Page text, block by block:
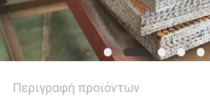
Περιγραφή προϊόντων